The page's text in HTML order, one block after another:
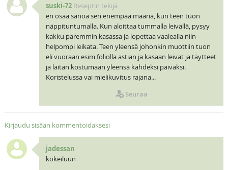
suski-72 Reseptin tekijä
en osaa sanoa sen enempää määriä, kun teen tuon
näppituntumalla. Kun aloittaa tummalla leivällä, pysyy
kakku paremmin kasassa ja lopettaa vaalealla niin
helpompi leikata. Teen yleensä johonkin muottiin tuon
eli vuoraan esim foliolla astian ja kasaan leivät ja täytteet
ja laitan kostumaan yleensä kahdeksi päiväksi.
Koristelussa vai mielikuvitus rajana...
Seuraa
Kirjaudu sisään kommentoidaksesi
jadessan
kokeiluun